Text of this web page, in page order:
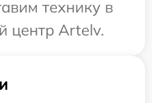
технику в
центр Artelv.